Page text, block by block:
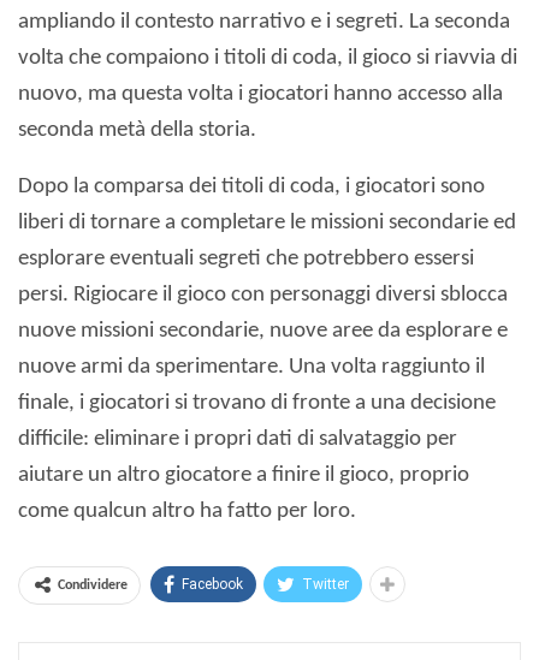
ampliando il contesto narrativo e i segreti. La seconda
volta che compaiono i titoli di coda, il gioco si riavvia di
nuovo, ma questa volta i giocatori hanno accesso alla
seconda metà della storia.
Dopo la comparsa dei titoli di coda, i giocatori sono
liberi di tornare a completare le missioni secondarie ed
esplorare eventuali segreti che potrebbero essersi
persi. Rigiocare il gioco con personaggi diversi sblocca
nuove missioni secondarie, nuove aree da esplorare e
nuove armi da sperimentare. Una volta raggiunto il
finale, i giocatori si trovano di fronte a una decisione
difficile: eliminare i propri dati di salvataggio per
aiutare un altro giocatore a finire il gioco, proprio
come qualcun altro ha fatto per loro.
Condividere Facebook Twitter